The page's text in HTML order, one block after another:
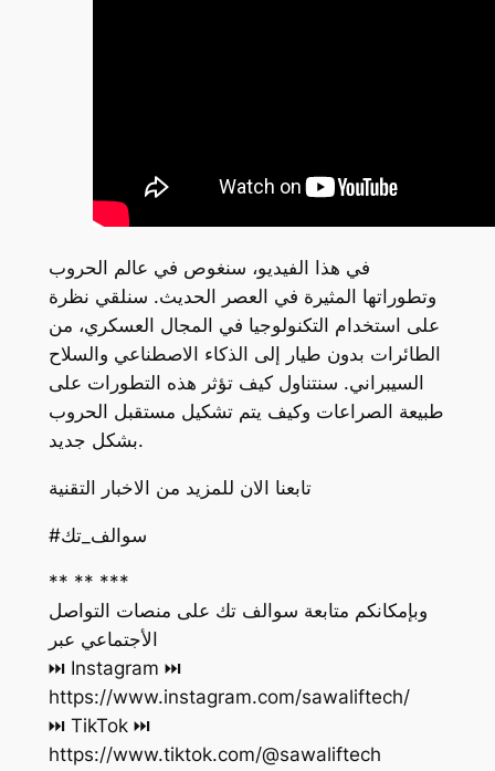
في هذا الفيديو، سنغوص في عالم الحروب
وتطوراتها المثيرة في العصر الحديث. سنلقي نظرة
على استخدام التكنولوجيا في المجال العسكري، من
الطائرات بدون طيار إلى الذكاء الاصطناعي والسلاح
السيبراني. سنتناول كيف تؤثر هذه التطورات على
طبيعة الصراعات وكيف يتم تشكيل مستقبل الحروب
بشكل جديد.
تابعنا الان للمزيد من الاخبار التقنية
#سوالف_تك
** ** ***
وبإمكانكم متابعة سوالف تك على منصات التواصل
الأجتماعي عبر
https://www.instagram.com/sawaliftech/
https://www.tiktok.com/@sawaliftech